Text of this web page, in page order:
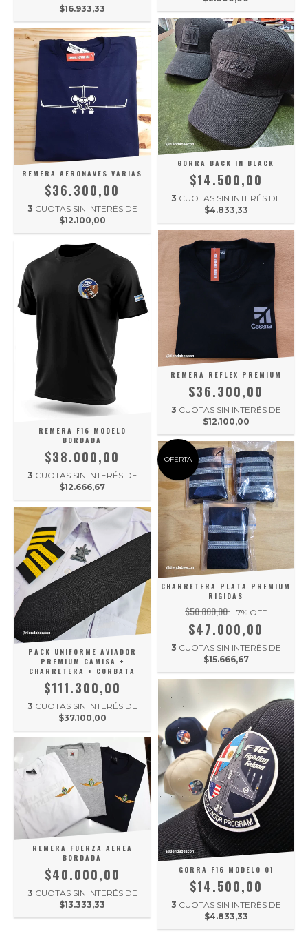
$16.933,33
REMERA AERONAVES VARIAS
$36.300,00
3 CUOTAS SIN INTERÉS DE
$12.100,00
GORRA BACK IN BLACK
$14.500,00
3 CUOTAS SIN INTERÉS DE
$4.833,33
REMERA F16 MODELO
BORDADA
$38.000,00
3 CUOTAS SIN INTERÉS DE
$12.666,67
REMERA REFLEX PREMIUM
$36.300,00
3 CUOTAS SIN INTERÉS DE
$12.100,00
PACK UNIFORME AVIADOR
PREMIUM CAMISA +
CHARRETERA + CORBATA
$111.300,00
3 CUOTAS SIN INTERÉS DE
$37.100,00
OFERTA
CHARRETERA PLATA PREMIUM
RIGIDAS
$50.800,00 7% OFF
$47.000,00
3 CUOTAS SIN INTERÉS DE
$15.666,67
REMERA FUERZA AEREA
BORDADA
$40.000,00
3 CUOTAS SIN INTERÉS DE
$13.333,33
GORRA F16 MODELO 01
$14.500,00
3 CUOTAS SIN INTERÉS DE
$4.833,33